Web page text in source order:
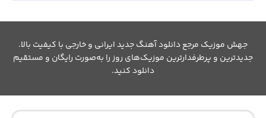
جهش موزیک مرجع دانلود آهنگ جدید ایرانی و خارجی با کیفیت بالا.
جدیدترین و پرطرفدارترین موزیک‌های روز را به‌صورت رایگان و مستقیم
دانلود کنید.